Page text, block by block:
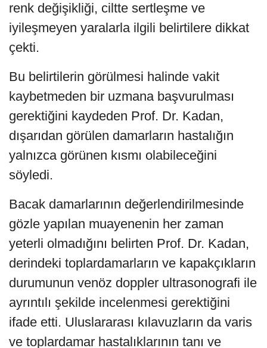
renk değişikliği, ciltte sertleşme ve
iyileşmeyen yaralarla ilgili belirtilere dikkat
çekti.
Bu belirtilerin görülmesi halinde vakit
kaybetmeden bir uzmana başvurulması
gerektiğini kaydeden Prof. Dr. Kadan,
dışarıdan görülen damarların hastalığın
yalnızca görünen kısmı olabileceğini
söyledi.
Bacak damarlarının değerlendirilmesinde
gözle yapılan muayenenin her zaman
yeterli olmadığını belirten Prof. Dr. Kadan,
derindeki toplardamarların ve kapakçıkların
durumunun venöz doppler ultrasonografi ile
ayrıntılı şekilde incelenmesi gerektiğini
ifade etti. Uluslararası kılavuzların da varis
ve toplardamar hastalıklarının tanı ve